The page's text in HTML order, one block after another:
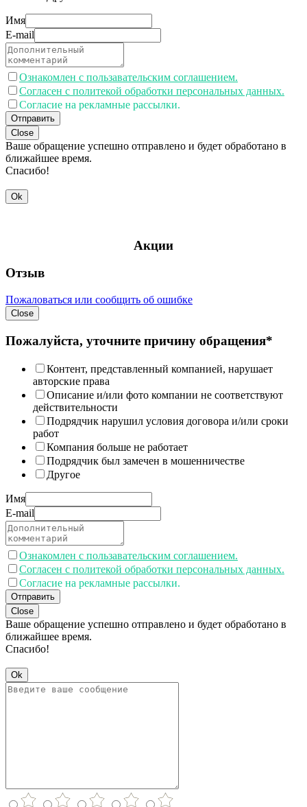
Имя
E-mail
Ознакомлен с пользавательским соглашением.
Согласен с политекой обработки персональных данных.
Согласие на рекламные рассылки.
Отправить
Close
Ваше обращение успешно отправлено и будет обработано в
ближайшее время.
Спасибо!
Ok
Акции
Отзыв
Пожаловаться или сообщить об ошибке
Close
Пожалуйста, уточните причину обращения*
Контент, представленный компанией, нарушает
авторские права
Описание и/или фото компании не соответствуют
действительности
Подрядчик нарушил условия договора и/или сроки
работ
Компания больше не работает
Подрядчик был замечен в мошенничестве
Другое
Имя
E-mail
Ознакомлен с пользавательским соглашением.
Согласен с политекой обработки персональных данных.
Согласие на рекламные рассылки.
Отправить
Close
Ваше обращение успешно отправлено и будет обработано в
ближайшее время.
Спасибо!
Ok